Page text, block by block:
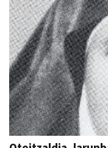
Otoitzaldia,
omenez